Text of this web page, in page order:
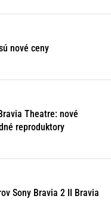
nové ceny
Theatre: nové
reproduktory
Sony Bravia 2 II Bravia